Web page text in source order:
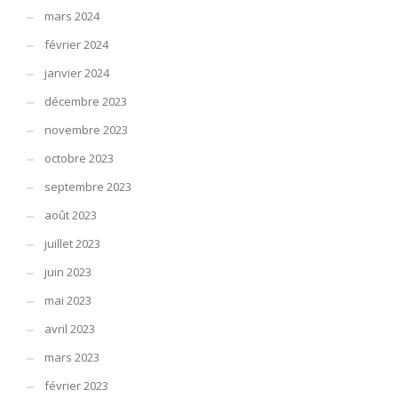
mars 2024
février 2024
janvier 2024
décembre 2023
novembre 2023
octobre 2023
septembre 2023
août 2023
juillet 2023
juin 2023
mai 2023
avril 2023
mars 2023
février 2023